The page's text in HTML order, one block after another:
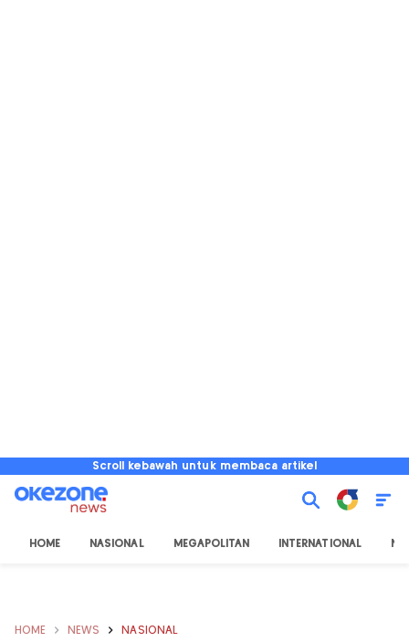
Scroll kebawah untuk membaca artikel
HOME NASIONAL MEGAPOLITAN INTERNATIONAL
HOME NEWS NASIONAL